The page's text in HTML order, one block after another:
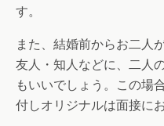
す。
また、結婚前からお二人
友人・知人などに、二人
もいいでしょう。この場
付しオリジナルは面接に